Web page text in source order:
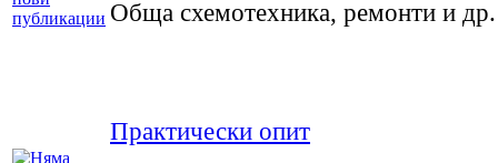
Обща схемотехника, ремонти и др.
Практически опит